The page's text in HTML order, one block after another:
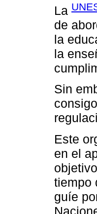
La
de
la
la
Sin
Este
en el
tiempo
guíe